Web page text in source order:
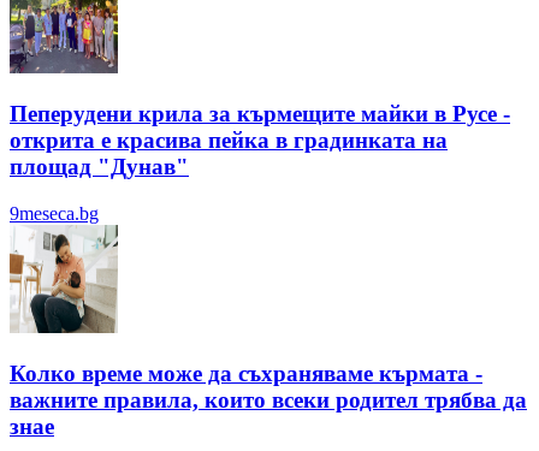
Пеперудени крила за кърмещите майки в Русе -
открита е красива пейка в градинката на
площад "Дунав"
9meseca.bg
Колко време може да съхраняваме кърмата -
важните правила, които всеки родител трябва да
знае